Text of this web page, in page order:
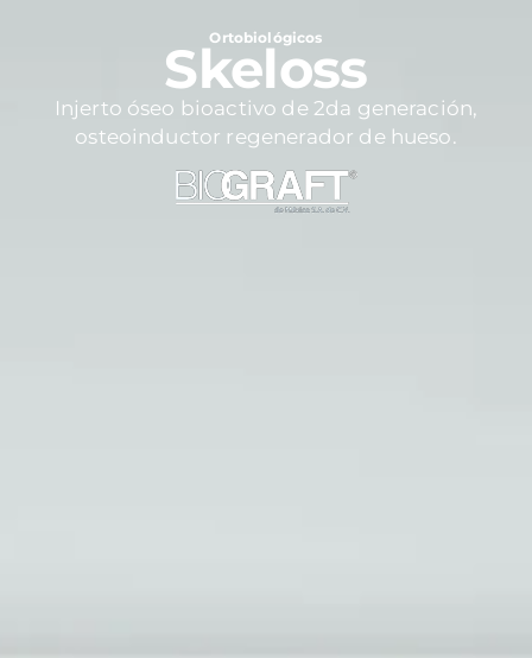
Ortobiológicos
Skeloss
Injerto óseo bioactivo de 2da generación,
osteoinductor regenerador de hueso.